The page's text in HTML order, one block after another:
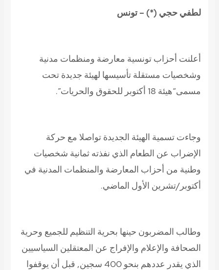
لطفي حجي (*) – تونس
أعلنت أحزاب تونسية معارضة ومنظمات مدنية
وشخصيات مستقلة تأسيسها لهيئة جديدة تحت
مسمى“هيئة 18 أكتوبر للحقوق والحريات”.
وجاءت تسمية الهيئة الجديدة تواصلا مع حركة
الإضراب عن الطعام الذي نفذته ثمانية شخصيات
وطنية من أحزاب المعارضة والمنظمات المدنية في
أكتوبر/تشرين الأول الماضي.
وطالب المضربون حينها بحرية التنظيم للجميع وحرية
الصحافة والإعلام والإفراج عن المعتقلين السياسيين
الذي يقدر عددهم بنحو 400 سجين, قبل أن يوقفوا